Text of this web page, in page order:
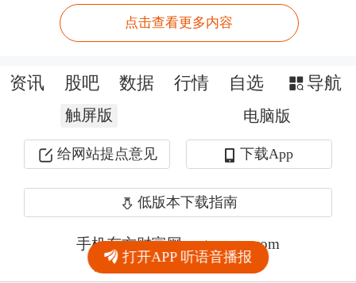
点击查看更多内容
打开APP 听语音播报
资讯 股吧 数据 行情 自选 导航
触屏版 电脑版
给网站提点意见 下载App
低版本下载指南
手机东方财富网 eastmoney.com
网站备案号:沪ICP备05006054号-11